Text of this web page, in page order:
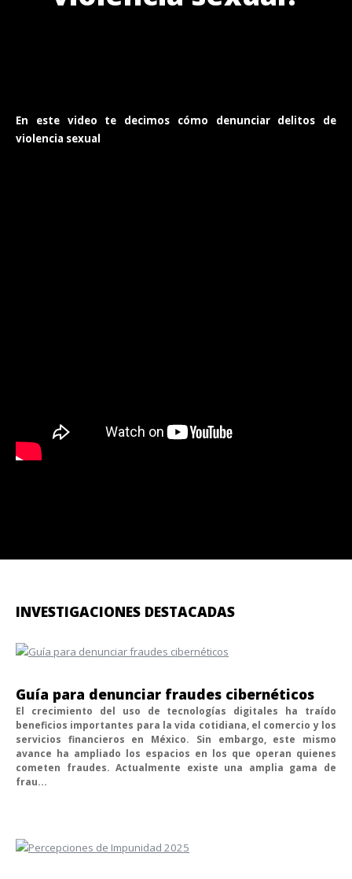
En este video te decimos cómo denunciar delitos de
violencia sexual
INVESTIGACIONES DESTACADAS
Guía para denunciar fraudes cibernéticos
El crecimiento del uso de tecnologías digitales ha traído
beneficios importantes para la vida cotidiana, el comercio y los
servicios financieros en México. Sin embargo, este mismo
avance ha ampliado los espacios en los que operan quienes
cometen fraudes. Actualmente existe una amplia gama de
frau...